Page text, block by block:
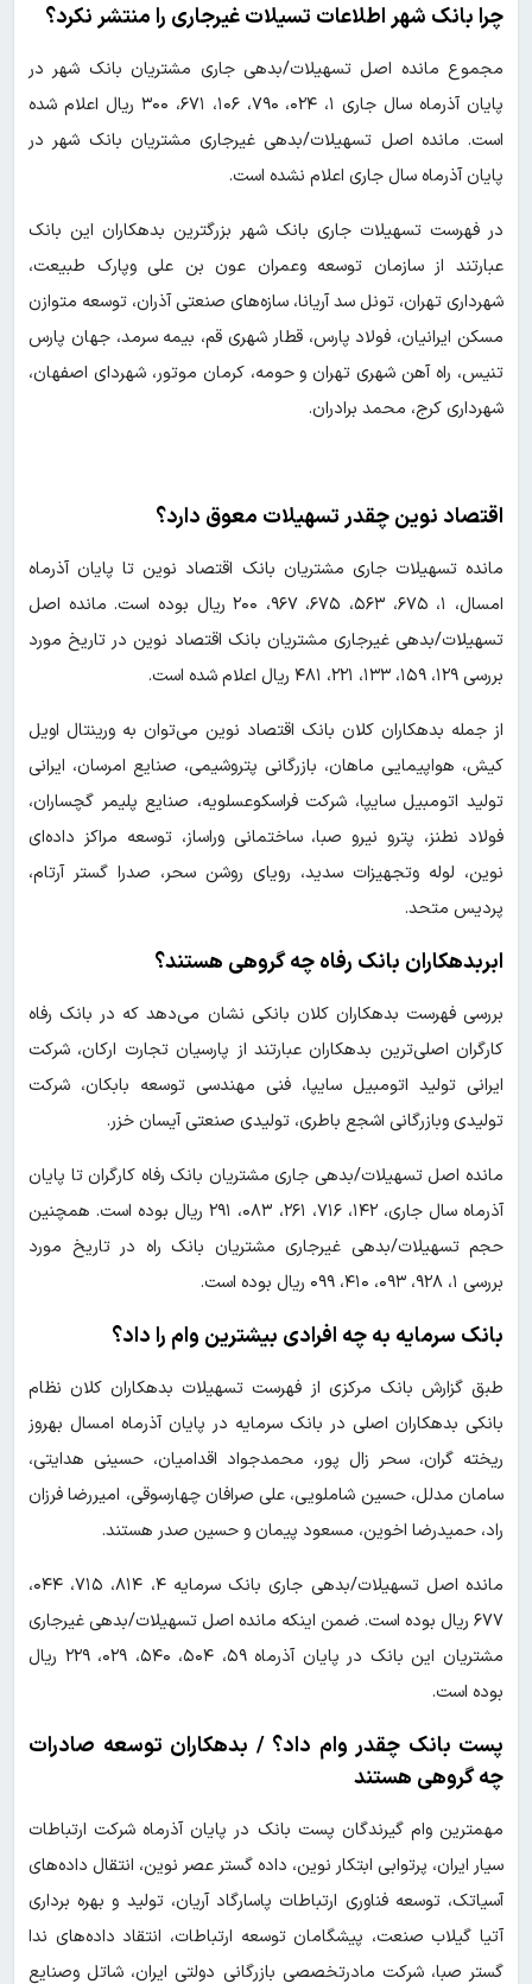
چرا بانک شهر اطلاعات تسیلات غیرجاری را منتشر نکرد؟
مجموع مانده اصل تسهیلات/بدهی جاری مشتریان بانک شهر در
پایان آذرماه سال جاری ۱، ۰۲۴، ۷۹۰، ۱۰۶، ۶۷۱، ۳۰۰ ریال اعلام شده
است. مانده اصل تسهیلات/بدهی غیرجاری مشتریان بانک شهر در
پایان آذرماه سال جاری اعلام نشده است.
در فهرست تسهیلات جاری بانک شهر بزرگترین بدهکاران این بانک
عبارتند از سازمان توسعه وعمران عون بن علی وپارک طبیعت،
شهرداری تهران، تونل سد آریانا، سازه‌های صنعتی آذران، توسعه متوازن
مسکن ایرانیان، فولاد پارس، قطار شهری قم، بیمه سرمد، جهان پارس
تنیس، راه آهن شهری تهران و حومه، کرمان موتور، شهردای اصفهان،
شهرداری کرج، محمد برادران.
اقتصاد نوین چقدر تسهیلات معوق دارد؟
مانده تسهیلات جاری مشتریان بانک اقتصاد نوین تا پایان آذرماه
امسال، ۱، ۶۷۵، ۵۶۳، ۶۷۵، ۹۶۷، ۲۰۰ ریال بوده است. مانده اصل
تسهیلات/بدهی غیرجاری مشتریان بانک اقتصاد نوین در تاریخ مورد
بررسی ۱۲۹، ۱۵۹، ۱۳۳، ۲۲۱، ۴۸۱ ریال اعلام شده است.
از جمله بدهکاران کلان بانک اقتصاد نوین می‌توان به ورینتال اویل
کیش، هواپیمایی ماهان، بازرگانی پتروشیمی، صنایع امرسان، ایرانی
تولید اتومبیل سایپا، شرکت فراسکوعسلویه، صنایع پلیمر گچساران،
فولاد نطنز، پترو نیرو صبا، ساختمانی وراساز، توسعه مراکز داده‌ای
نوین، لوله وتجهیزات سدید، رویای روشن سحر، صدرا گستر آرتام،
پردیس متحد.
ابربدهکاران بانک رفاه چه گروهی هستند؟
بررسی فهرست بدهکاران کلان بانکی نشان می‌دهد که در بانک رفاه
کارگران اصلی‌ترین بدهکاران عبارتند از پارسیان تجارت ارکان، شرکت
ایرانی تولید اتومبیل سایپا، فنی مهندسی توسعه بابکان، شرکت
تولیدی وبازرگانی اشجع باطری، تولیدی صنعتی آیسان خزر.
مانده اصل تسهیلات/بدهی جاری مشتریان بانک رفاه کارگران تا پایان
آذرماه سال جاری، ۱۴۲، ۷۱۶، ۲۶۱، ۰۸۳، ۲۹۱ ریال بوده است. همچنین
حجم تسهیلات/بدهی غیرجاری مشتریان بانک راه در تاریخ مورد
بررسی ۱، ۹۲۸، ۰۹۳، ۴۱۰، ۰۹۹ ریال بوده است.
بانک سرمایه به چه افرادی بیشترین وام را داد؟
طبق گزارش بانک مرکزی از فهرست تسهیلات بدهکاران کلان نظام
بانکی بدهکاران اصلی در بانک سرمایه در پایان آذرماه امسال بهروز
ریخته گران، سحر زال پور، محمدجواد اقدامیان، حسینی هدایتی،
سامان مدلل، حسین شاملویی، علی صرافان چهارسوقی، امیررضا فرزان
راد، حمیدرضا اخوین، مسعود پیمان و حسین صدر هستند.
مانده اصل تسهیلات/بدهی جاری بانک سرمایه ۴، ۸۱۴، ۷۱۵، ۰۴۴،
۶۷۷ ریال بوده است. ضمن اینکه مانده اصل تسهیلات/بدهی غیرجاری
مشتریان این بانک در پایان آذرماه ۵۹، ۵۰۴، ۵۴۰، ۰۲۹، ۲۲۹ ریال
بوده است.
پست بانک چقدر وام داد؟ / بدهکاران توسعه صادرات
چه گروهی هستند
مهمترین وام گیرندگان پست بانک در پایان آذرماه شرکت ارتباطات
سیار ایران، پرتوابی ابتکار نوین، داده گستر عصر نوین، انتقال داده‌های
آسیاتک، توسعه فناوری ارتباطات پاسارگاد آریان، تولید و بهره برداری
آتیا گیلاب صنعت، پیشگامان توسعه ارتباطات، انتقاد داده‌های ندا
گستر صبا، شرکت مادرتخصصی بازرگانی دولتی ایران، شاتل وصنایع